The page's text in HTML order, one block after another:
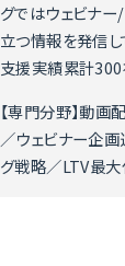
グではウェビナ
立つ情報を発信し
支援実績累計300
【専門分野】動画
／ウェビナー企
グ戦略／LTV最